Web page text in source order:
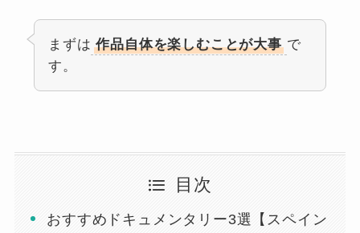
まずは 作品自体を楽しむことが大事 で
す。
目次
おすすめドキュメンタリー3選【スペイン